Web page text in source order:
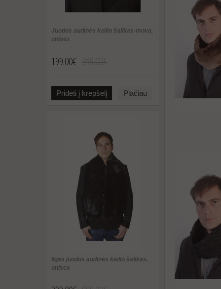
Juodos audinės kailio šalikas-mova,
unisex
199.00€
Pridėti į krepšelį Plačiau
Ilgas juodos audinės kailio šalikas,
unisex